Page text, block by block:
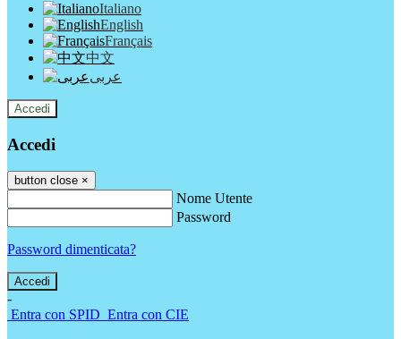
Italiano
English
Français
中文
عربى
Accedi
Accedi
button close ×
Nome Utente
Password
Password dimenticata?
-
Entra con SPID Entra con CIE